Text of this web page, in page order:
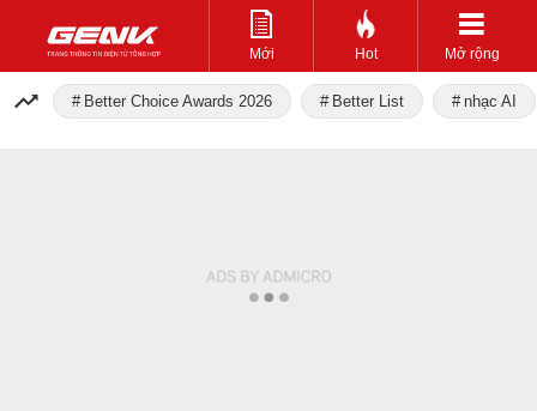
Mới Hot Mở rộng
Better Choice Awards 2026 Better List nhạc AI